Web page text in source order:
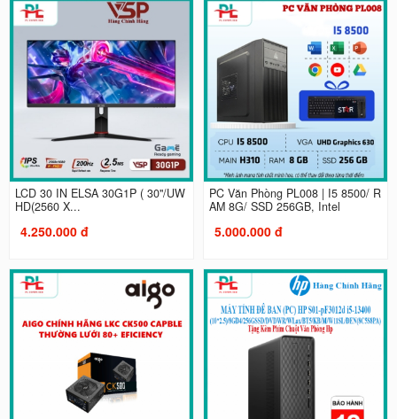
LCD 30 IN ELSA 30G1P ( 30"/UW
HD(2560 X...
4.250.000 đ
PC Văn Phòng PL008 | I5 8500/ R
AM 8G/ SSD 256GB, Intel
5.000.000 đ